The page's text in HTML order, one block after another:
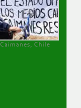
Caimanes, Chile